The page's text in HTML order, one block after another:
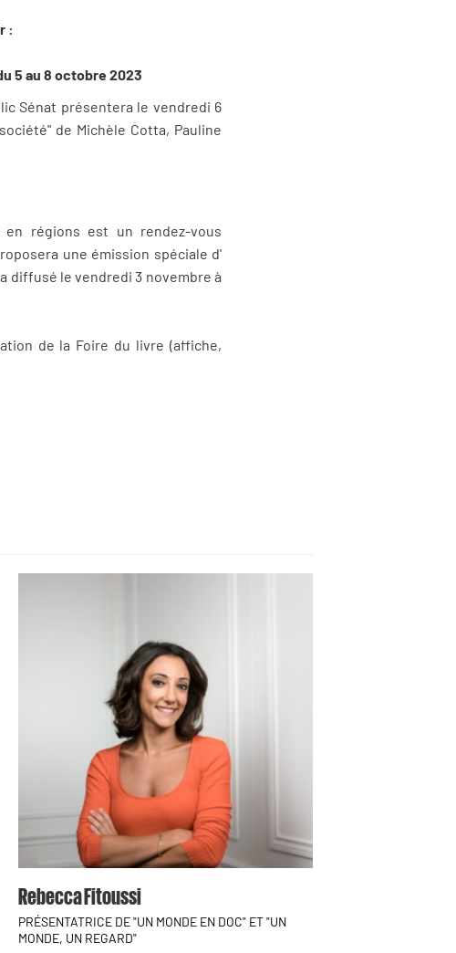
:
5 au 8 octobre 2023
Sénat présentera le vendredi 6
de Michèle Cotta, Pauline
régions est un rendez-vous
une émission spéciale d'
diffusé le vendredi 3 novembre à
de la Foire du livre (affiche,
Rebecca Fitoussi
PRÉSENTATRICE DE "UN MONDE EN DOC" ET "UN
MONDE, UN REGARD"